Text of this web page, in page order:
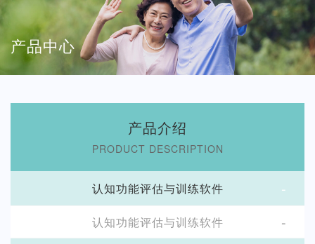
产品中心
产品介绍
PRODUCT DESCRIPTION
认知功能评估与训练软件 -
认知功能评估与训练软件 -